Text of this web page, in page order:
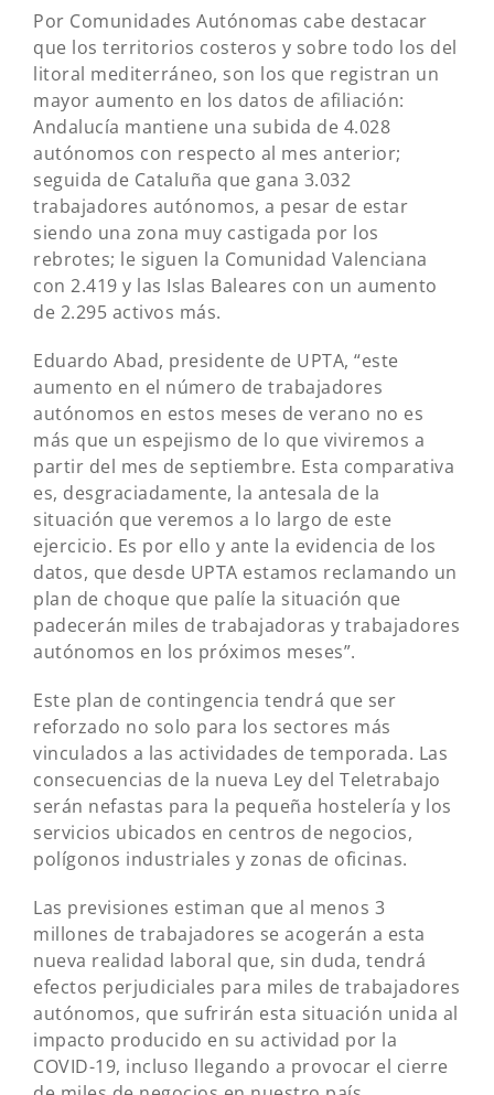
Por Comunidades Autónomas cabe destacar
que los territorios costeros y sobre todo los del
litoral mediterráneo, son los que registran un
mayor aumento en los datos de afiliación:
Andalucía mantiene una subida de 4.028
autónomos con respecto al mes anterior;
seguida de Cataluña que gana 3.032
trabajadores autónomos, a pesar de estar
siendo una zona muy castigada por los
rebrotes; le siguen la Comunidad Valenciana
con 2.419 y las Islas Baleares con un aumento
de 2.295 activos más.
Eduardo Abad, presidente de UPTA, “este
aumento en el número de trabajadores
autónomos en estos meses de verano no es
más que un espejismo de lo que viviremos a
partir del mes de septiembre. Esta comparativa
es, desgraciadamente, la antesala de la
situación que veremos a lo largo de este
ejercicio. Es por ello y ante la evidencia de los
datos, que desde UPTA estamos reclamando un
plan de choque que palíe la situación que
padecerán miles de trabajadoras y trabajadores
autónomos en los próximos meses”.
Este plan de contingencia tendrá que ser
reforzado no solo para los sectores más
vinculados a las actividades de temporada. Las
consecuencias de la nueva Ley del Teletrabajo
serán nefastas para la pequeña hostelería y los
servicios ubicados en centros de negocios,
polígonos industriales y zonas de oficinas.
Las previsiones estiman que al menos 3
millones de trabajadores se acogerán a esta
nueva realidad laboral que, sin duda, tendrá
efectos perjudiciales para miles de trabajadores
autónomos, que sufrirán esta situación unida al
impacto producido en su actividad por la
COVID-19, incluso llegando a provocar el cierre